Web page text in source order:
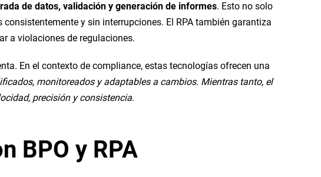
de datos, validación y generación de informes. Esto no solo
y sin interrupciones. El RPA también garantiza
a violaciones de regulaciones.
En el contexto de compliance, estas tecnologías ofrecen una
monitoreados y adaptables a cambios. Mientras tanto, el
precisión y consistencia.
BPO y RPA